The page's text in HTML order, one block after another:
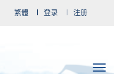
繁體 登录 注册